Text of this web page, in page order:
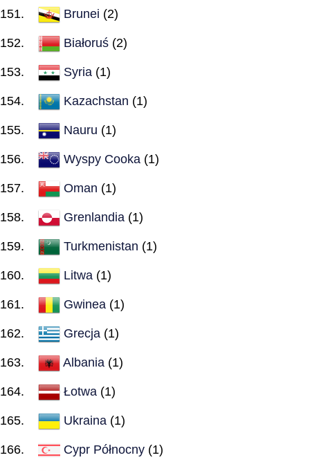
Brunei (2)
Białoruś (2)
Syria (1)
Kazachstan (1)
Nauru (1)
Wyspy Cooka (1)
Oman (1)
Grenlandia (1)
Turkmenistan (1)
Litwa (1)
Gwinea (1)
Grecja (1)
Albania (1)
Łotwa (1)
Ukraina (1)
Cypr Północny (1)